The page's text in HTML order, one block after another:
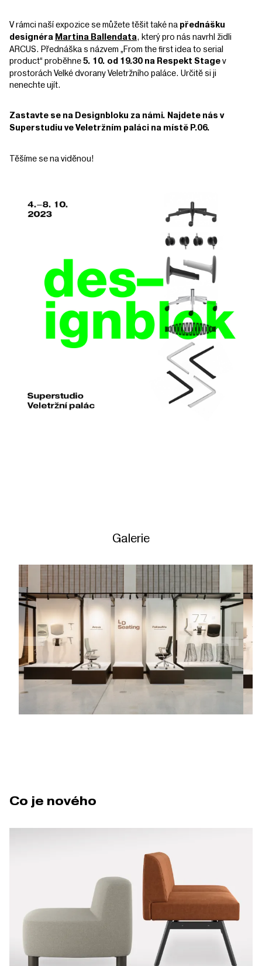
V rámci naší expozice se můžete těšit také na přednášku
designéra Martina Ballendata, který pro nás navrhl židli
ARCUS. Přednáška s názvem „From the first idea to serial
product“ proběhne5. 10. od 19.30 na Respekt Stagev
prostorách Velké dvorany Veletržního paláce. Určitě si ji
nenechte ujít.
Zastavte se na Designbloku za námi. Najdete nás v
Superstudiu ve Veletržním paláci na místě P.06.
Těšíme se na viděnou!
Galerie
Co je nového